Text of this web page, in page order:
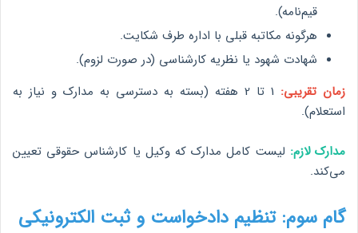
قیم‌نامه).
هرگونه مکاتبه قبلی با اداره طرف شکایت.
شهادت شهود یا نظریه کارشناسی (در صورت لزوم).
زمان تقریبی:
1 تا 2 هفته (بسته به دسترسی به مدارک و نیاز به
استعلام).
مدارک لازم: لیست کامل مدارک که وکیل یا کارشناس حقوقی تعیین
می‌کند.
گام سوم: تنظیم دادخواست و ثبت الکترونیکی